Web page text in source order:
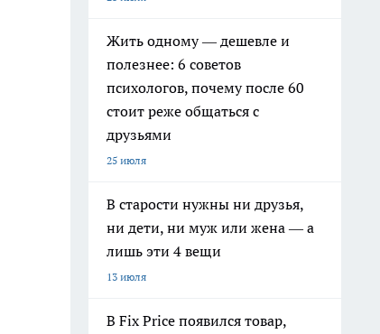
Жить одному — дешевле и
полезнее: 6 советов
психологов, почему после 60
стоит реже общаться с
друзьями
25 июля
В старости нужны ни друзья,
ни дети, ни муж или жена — а
лишь эти 4 вещи
13 июля
В Fix Price появился товар,